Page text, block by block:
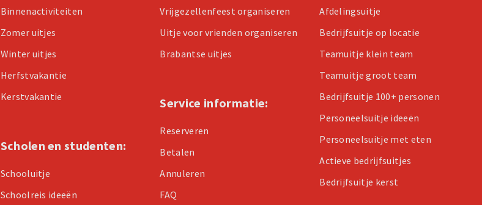
Binnenactiviteiten
Zomer uitjes
Winter uitjes
Herfstvakantie
Kerstvakantie
Scholen en studenten:
Schooluitje
Schoolreis ideeën
Vrijgezellenfeest organiseren
Uitje voor vrienden organiseren
Brabantse uitjes
Service informatie:
Reserveren
Betalen
Annuleren
FAQ
Afdelingsuitje
Bedrijfsuitje op locatie
Teamuitje klein team
Teamuitje groot team
Bedrijfsuitje 100+ personen
Personeelsuitje ideeën
Personeelsuitje met eten
Actieve bedrijfsuitjes
Bedrijfsuitje kerst